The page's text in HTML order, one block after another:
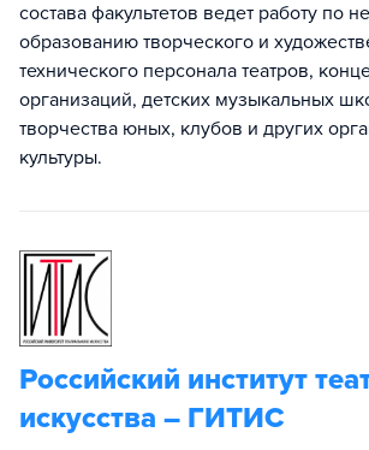
состава факультетов ведет работу по
образованию творческого и
технического персонала театров,
организаций, детских музыкальных
творчества юных, клубов и других
культуры.
Российский институт
искусства – ГИТИС